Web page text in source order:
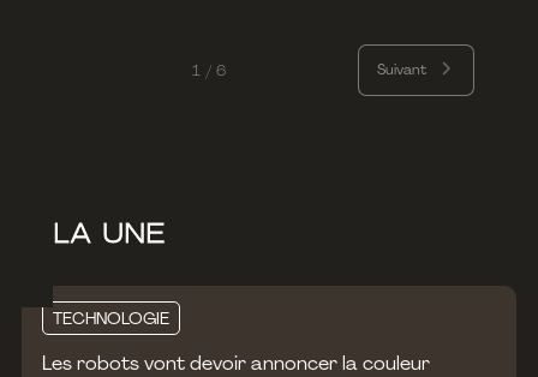
1 / 6 Suivant
À LA UNE
TECHNOLOGIE
Les robots vont devoir annoncer la couleur